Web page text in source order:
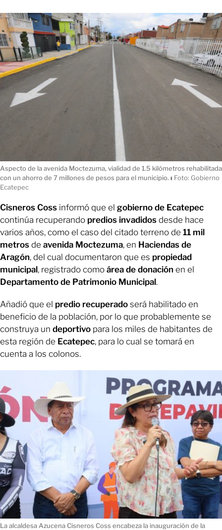
Aspecto de la avenida Moctezuma, vialidad de 1.5 kilómetros rehabilitada
con un ahorro de 7 millones de pesos para el municipio. ı Foto: Gobierno
Ecatepec
Cisneros Coss informó que el gobierno de Ecatepec
continúa recuperando predios invadidos desde hace
varios años, como el caso del citado terreno de 11 mil
metros de avenida Moctezuma, en Haciendas de
Aragón, del cual documentaron que es propiedad
municipal, registrado como área de donación en el
Departamento de Patrimonio Municipal.
Añadió que el predio recuperado será habilitado en
beneficio de la población, por lo que probablemente se
construya un deportivo para los miles de habitantes de
esta región de Ecatepec, para lo cual se tomará en
cuenta a los colonos.
La alcaldesa Azucena Cisneros Coss encabeza la inauguración de la